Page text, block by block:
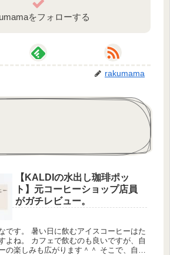
をフォローする
rakumama
【KALDIの水出し珈琲ポッ
ト】元コーヒーショップ店員
がガチレビュー。
です。 暑い日に飲むアイスコーヒーはた
よね。 カフェで飲むのも良いですが、自
の楽しみも広がります＾＾ そこで、自宅